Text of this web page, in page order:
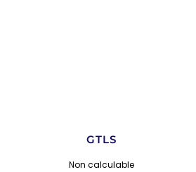
GTLS
Non calculable